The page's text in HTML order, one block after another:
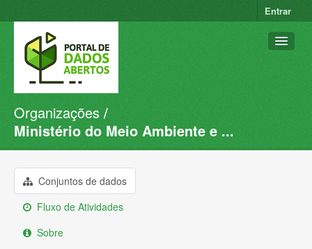
Entrar
Conjuntos de dados
Organizações
Sobre
Organizações
Ministério do Meio Ambiente e ...
Conjuntos de dados
Fluxo de Atividades
Sobre